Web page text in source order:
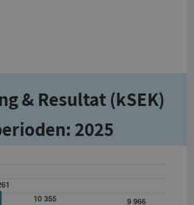
& Resultat (kSEK)
2025